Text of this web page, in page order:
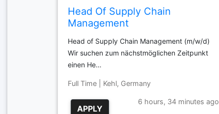
Head Of Supply Chain
Management
Head of Supply Chain Management (m/w/d)
Wir suchen zum nächstmöglichen Zeitpunkt
einen He…
Full Time | Kehl, Germany
APPLY
6 hours, 34 minutes ago